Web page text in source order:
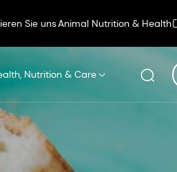
Sie unsAnimal Nutrition & Health
Nutrition & Care